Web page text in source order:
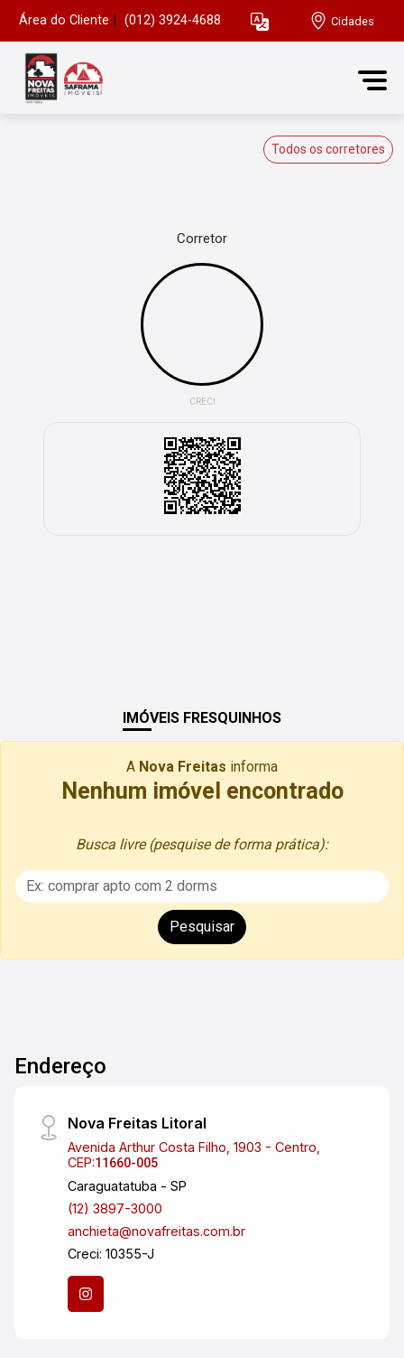
Área do Cliente (012) 3924-4688 Cidades
Todos os corretores
Corretor
CRECI
IMÓVEIS FRESQUINHOS
A Nova Freitas informa
Nenhum imóvel encontrado
Busca livre (pesquise de forma prática):
Endereço
Nova Freitas Litoral
Avenida Arthur Costa Filho, 1903 - Centro,
CEP:11660-005
Caraguatatuba - SP
(12) 3897-3000
anchieta@novafreitas.com.br
Creci: 10355-J